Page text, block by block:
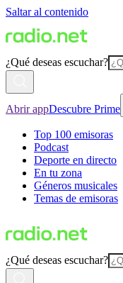
Saltar al contenido
¿Qué deseas escuchar?
Abrir appDescubre Prime
Top 100 emisoras
Podcast
Deporte en directo
En tu zona
Géneros musicales
Temas de emisoras
¿Qué deseas escuchar?